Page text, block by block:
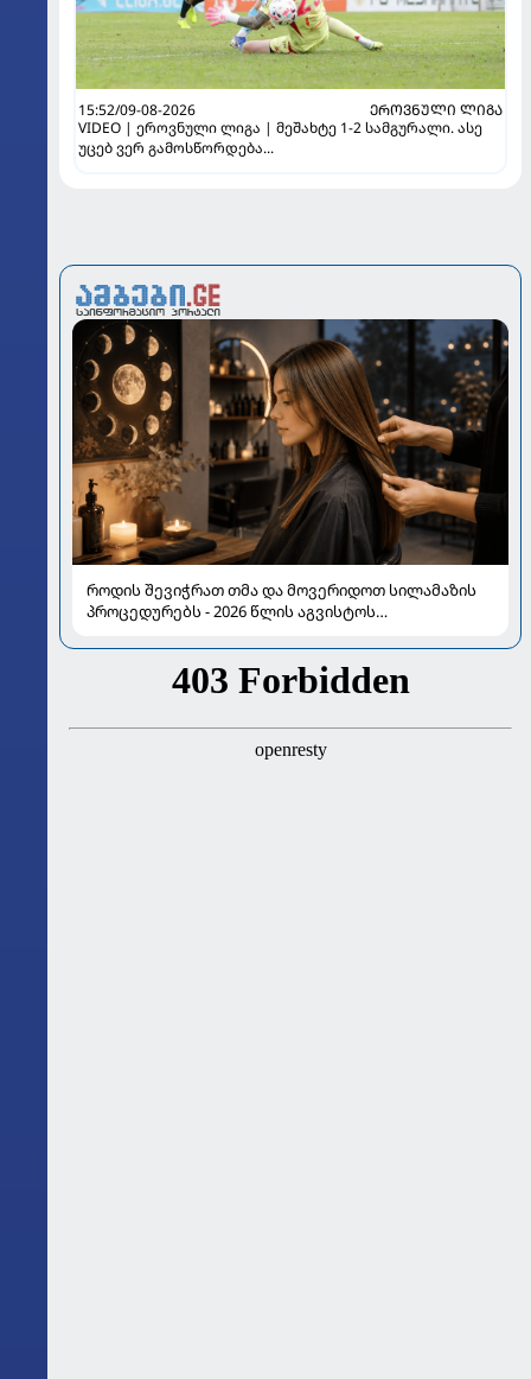
15:52/09-08-2026
ᲔᲠᲝᲕᲜᲣᲚᲘ ᲚᲘᲒᲐ
VIDEO | ეროვნული ლიგა | მეშახტე 1-2 სამგურალი. ასე
უცებ ვერ გამოსწორდება...
როდის შევიჭრათ თმა და მოვერიდოთ სილამაზის
პროცედურებს - 2026 წლის აგვისტოს